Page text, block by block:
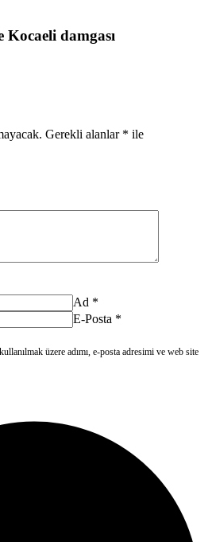
damgası
Gerekli alanlar * ile
Ad *
E-Posta *
üzere adımı, e-posta adresimi ve web site